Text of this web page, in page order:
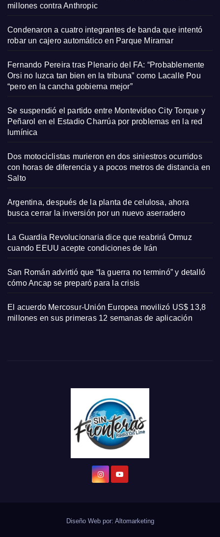
millones contra Anthropic
Condenaron a cuatro integrantes de banda que intentó
robar un cajero automático en Parque Miramar
Fernando Pereira tras Plenario del FA: “Probablemente
Orsi no luzca tan bien en la tribuna” como Lacalle Pou
“pero en la cancha gobierna mejor”
Se suspendió el partido entre Montevideo City Torque y
Peñarol en el Estadio Charrúa por problemas en la red
lumínica
Dos motociclistas murieron en dos siniestros ocurridos
con horas de diferencia y a pocos metros de distancia en
Salto
Argentina, después de la planta de celulosa, ahora
busca cerrar la inversión por un nuevo aserradero
La Guardia Revolucionaria dice que reabrirá Ormuz
cuando EEUU acepte condiciones de Irán
San Román advirtió que “la guerra no terminó” y detalló
cómo Ancap se preparó para la crisis
El acuerdo Mercosur-Unión Europea movilizó US$ 13,8
millones en sus primeras 12 semanas de aplicación
Diseño Web por: Altomarketing